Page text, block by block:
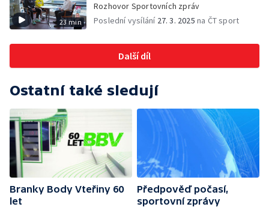
23 min
Rozhovor Sportovních zpráv
Poslední vysílání 27. 3. 2025 na ČT sport
Další díl
Ostatní také sledují
Branky Body Vteřiny 60
let
Předpověď počasí,
sportovní zprávy